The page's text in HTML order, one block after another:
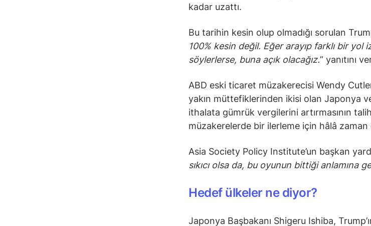
kadar uzattı.
Bu tarihin kesin olup olmadığı sorulan
100% kesin değil. Eğer arayıp farklı bir yol
söylerlerse, buna açık olacağız.” yanıtını
ABD eski ticaret müzakerecisi Wendy
yakın müttefiklerinden ikisi olan Japonya
ithalata gümrük vergilerini artırmasının
müzakerelerde bir ilerleme için hâlâ
Asia Society Policy Institute’un başkan
sıkıcı olsa da, bu oyunun bittiği anlamına
Hedef ülkeler ne diyor?
Japonya Başbakanı Shigeru Ishiba,